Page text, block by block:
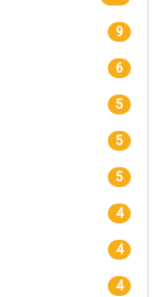
9
6
5
5
5
4
4
4